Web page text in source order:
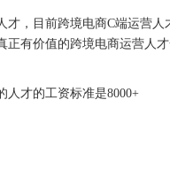
目前跨境电商C端运营人
有价值的跨境电商运营人才
才的工资标准是8000+